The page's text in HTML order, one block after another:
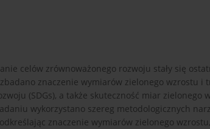
celów zrównoważonego rozwoju stały się
znaczenie wymiarów zielonego wzrostu i
(SDGs), a także skuteczność miar zielonego
wykorzystano szereg metodologicznych
znaczenie wymiarów zielonego